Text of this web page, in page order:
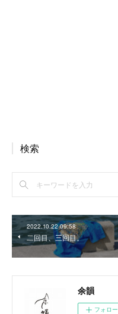
検索
2022.10.22 09:58
二回目、三回目。
余韻
フォロー